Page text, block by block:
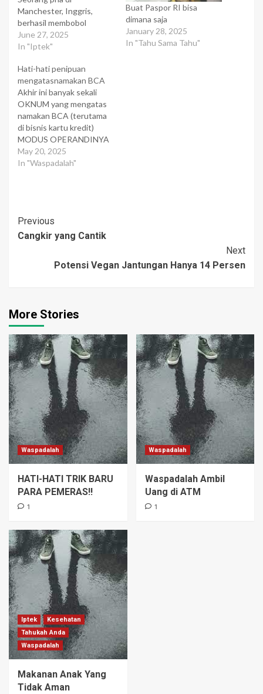
Manchester, Inggris,
berhasil membobol
sebuah mesin uang (ATM)
hingga mampu
miliar (200 ribu
Poundsterling). Semua itu
dilakukan dengan MP3
Player. Pria itu bernama
Maxwell Parsons (41), ia
melakukan pembobolan
Anjungan Tunai Mandiri di
sebuah toko dengan
memasang MP3 Player…
June 27, 2025
In "Iptek"
Buat Paspor RI bisa
dimana saja
January 28, 2025
In "Tahu Sama Tahu"
Hati-hati penipuan
mengatasnamakan BCA
Akhir ini banyak sekali
OKNUM yang mengatas
namakan BCA (terutama
di bisnis kartu kredit)
MODUS OPERANDINYA
SBB : Adanya telepon dari
oknum tertentu yang
sudah di terima dengan
mengirimkan kurir untuk
May 20, 2025
In "Waspadalah"
Post
Navigation
Previous
Cangkir yang Cantik
Next
Potensi Vegan Jantungan Hanya 14 Persen
More Stories
Waspadalah
HATI-HATI TRIK BARU
PARA PEMERAS!!
1
Waspadalah
Waspadalah Ambil
Uang di ATM
1
Iptek
Kesehatan
Tahukah Anda
Waspadalah
Makanan Anak Yang
Tidak Aman